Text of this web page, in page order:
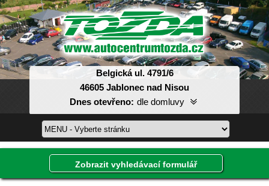
Belgická ul. 4791/6
46605 Jablonec nad Nisou
Dnes otevřeno: dle domluvy
Pondělí:
08:00-17:00
Úterý:
08:00-17:00
Středa:
08:00-17:00
Čtvrtek:
08:00-17:00
Pátek:
08:00-17:00
Zobrazit vyhledávací formulář